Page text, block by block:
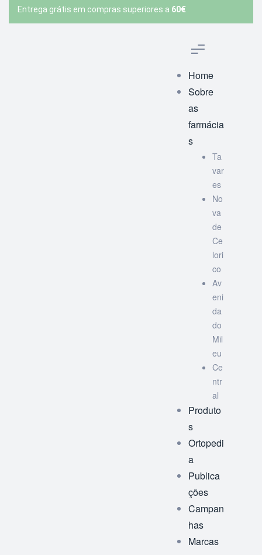
Entrega grátis em compras superiores a 60€
Home
Sobre
as
farmácia
s
Ta
var
es
No
va
de
Ce
lori
co
Av
eni
da
do
Mil
eu
Ce
ntr
al
Produto
s
Ortopedi
a
Publica
ções
Campan
has
Marcas